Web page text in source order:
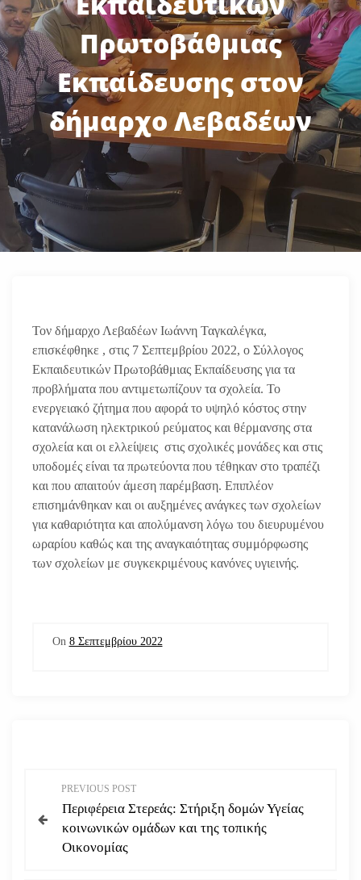
Πρωτοβάθμιας
Εκπαίδευσης στον
δήμαρχο Λεβαδέων
Τον δήμαρχο Λεβαδέων Ιωάννη Ταγκαλέγκα,
επισκέφθηκε , στις 7 Σεπτεμβρίου 2022, ο Σύλλογος
Εκπαιδευτικών Πρωτοβάθμιας Εκπαίδευσης για τα
προβλήματα που αντιμετωπίζουν τα σχολεία. Το
ενεργειακό ζήτημα που αφορά το υψηλό κόστος στην
κατανάλωση ηλεκτρικού ρεύματος και θέρμανσης στα
σχολεία και οι ελλείψεις στις σχολικές μονάδες και στις
υποδομές είναι τα πρωτεύοντα που τέθηκαν στο τραπέζι
και που απαιτούν άμεση παρέμβαση. Επιπλέον
επισημάνθηκαν και οι αυξημένες ανάγκες των σχολείων
για καθαριότητα και απολύμανση λόγω του διευρυμένου
ωραρίου καθώς και της αναγκαιότητας συμμόρφωσης
των σχολείων με συγκεκριμένους κανόνες υγιεινής.
On 8 Σεπτεμβρίου 2022
λ
PREVIOUS POST
Περιφέρεια Στερεάς: Στήριξη δομών Υγείας
κοινωνικών ομάδων και της τοπικής
Οικονομίας